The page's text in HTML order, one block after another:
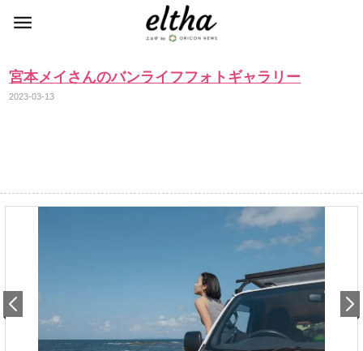
宮本メイさんのバンライフフォトギャラリー
2023-03-13